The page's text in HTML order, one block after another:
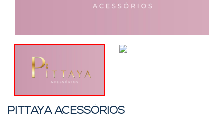
PITTAYA ACESSÓRIOS